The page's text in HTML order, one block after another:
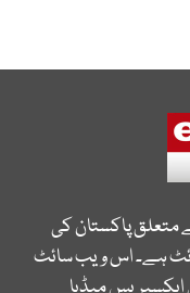
متعلق پاکستان کی
ہے۔ اس ویب سائٹ